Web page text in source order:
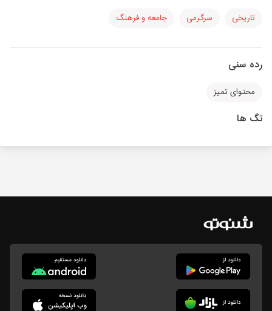
تاریخی سرگرمی جامعه و فرهنگ
رده سنی
محتوای تمیز
تگ ها